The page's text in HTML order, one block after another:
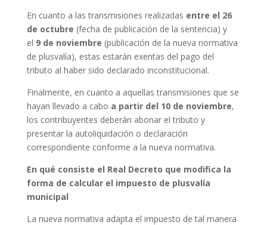
En cuanto a las transmisiones realizadas entre el 26
de octubre (fecha de publicación de la sentencia) y
el 9 de noviembre (publicación de la nueva normativa
de plusvalía), estas estarán exentas del pago del
tributo al haber sido declarado inconstitucional.
Finalmente, en cuanto a aquellas transmisiones que se
hayan llevado a cabo a partir del 10 de noviembre,
los contribuyentes deberán abonar el tributo y
presentar la autoliquidación o declaración
correspondiente conforme a la nueva normativa.
En qué consiste el Real Decreto que modifica la
forma de calcular el impuesto de plusvalía
municipal
La nueva normativa adapta el impuesto de tal manera